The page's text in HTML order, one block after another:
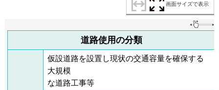
画面サイズで表示
道路使用の分類
仮設道路を設置し現状の交通容量を確保する
大規模
な道路工事等